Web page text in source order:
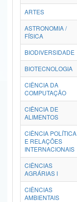
Secretaria de Governo
Advocacia-Geral da União
Banco Central do Brasil
ARTES
ASTRONOMIA /
FÍSICA
BIODIVERSIDADE
BIOTECNOLOGIA
CIÊNCIA DA
COMPUTAÇÃO
CIÊNCIA DE
ALIMENTOS
CIÊNCIA POLÍTICA
E RELAÇÕES
INTERNACIONAIS
CIÊNCIAS
AGRÁRIAS I
CIÊNCIAS
AMBIENTAIS